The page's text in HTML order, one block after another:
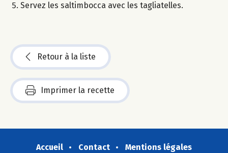
Servez les saltimbocca avec les tagliatelles.
Retour à la liste
Imprimer la recette
Accueil Contact
Mentions légales